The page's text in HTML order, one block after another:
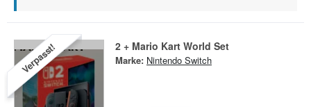
Verpasst! 2 + Mario Kart World Set
Marke: Nintendo Switch